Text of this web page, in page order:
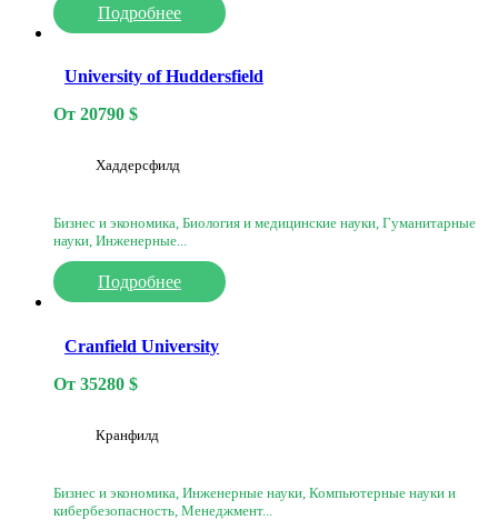
Подробнее
University of Huddersfield
От 20790 $
Хаддерсфилд
Бизнес и экономика, Биология и медицинские науки, Гуманитарные
науки, Инженерные...
Подробнее
Cranfield University
От 35280 $
Кранфилд
Бизнес и экономика, Инженерные науки, Компьютерные науки и
кибербезопасность, Менеджмент...